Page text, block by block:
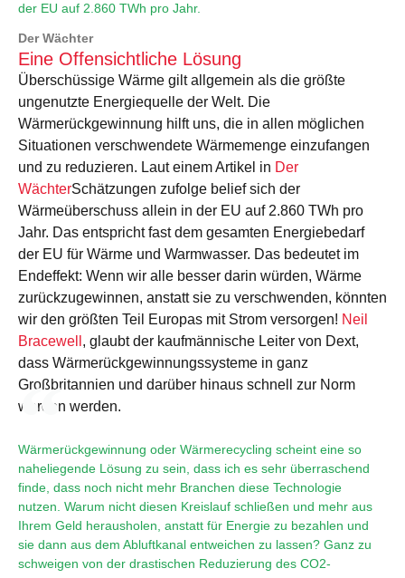
der EU auf 2.860 TWh pro Jahr.
Der Wächter
Eine Offensichtliche Lösung
Überschüssige Wärme gilt allgemein als die größte
ungenutzte Energiequelle der Welt. Die
Wärmerückgewinnung hilft uns, die in allen möglichen
Situationen verschwendete Wärmemenge einzufangen
und zu reduzieren. Laut einem Artikel in Der
WächterSchätzungen zufolge belief sich der
Wärmeüberschuss allein in der EU auf 2.860 TWh pro
Jahr. Das entspricht fast dem gesamten Energiebedarf
der EU für Wärme und Warmwasser. Das bedeutet im
Endeffekt: Wenn wir alle besser darin würden, Wärme
zurückzugewinnen, anstatt sie zu verschwenden, könnten
wir den größten Teil Europas mit Strom versorgen! Neil
Bracewell , glaubt der kaufmännische Leiter von Dext,
dass Wärmerückgewinnungssysteme in ganz
Großbritannien und darüber hinaus schnell zur Norm
werden werden.
Wärmerückgewinnung oder Wärmerecycling scheint eine so
naheliegende Lösung zu sein, dass ich es sehr überraschend
finde, dass noch nicht mehr Branchen diese Technologie
nutzen. Warum nicht diesen Kreislauf schließen und mehr aus
Ihrem Geld herausholen, anstatt für Energie zu bezahlen und
sie dann aus dem Abluftkanal entweichen zu lassen? Ganz zu
schweigen von der drastischen Reduzierung des CO2-